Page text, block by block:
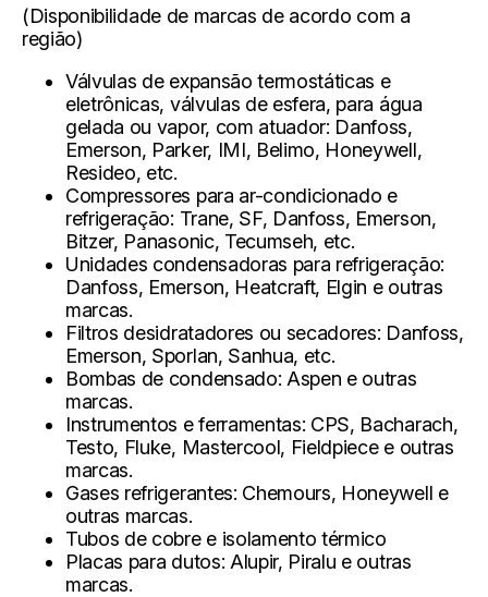
(Disponibilidade de marcas de acordo com a
região)
Válvulas de expansão termostáticas e
eletrônicas, válvulas de esfera, para água
gelada ou vapor, com atuador: Danfoss,
Emerson, Parker, IMI, Belimo, Honeywell,
Resideo, etc.
Compressores para ar-condicionado e
refrigeração: Trane, SF, Danfoss, Emerson,
Bitzer, Panasonic, Tecumseh, etc.
Unidades condensadoras para refrigeração:
Danfoss, Emerson, Heatcraft, Elgin e outras
marcas.
Filtros desidratadores ou secadores: Danfoss,
Emerson, Sporlan, Sanhua, etc.
Bombas de condensado: Aspen e outras
marcas.
Instrumentos e ferramentas: CPS, Bacharach,
Testo, Fluke, Mastercool, Fieldpiece e outras
marcas.
Gases refrigerantes: Chemours, Honeywell e
outras marcas.
Tubos de cobre e isolamento térmico
Placas para dutos: Alupir, Piralu e outras
marcas.